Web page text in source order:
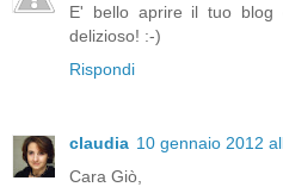
E' bello aprire il tuo blog
delizioso! :-)
Rispondi
claudia 10 gennaio 2012
Cara Giò,